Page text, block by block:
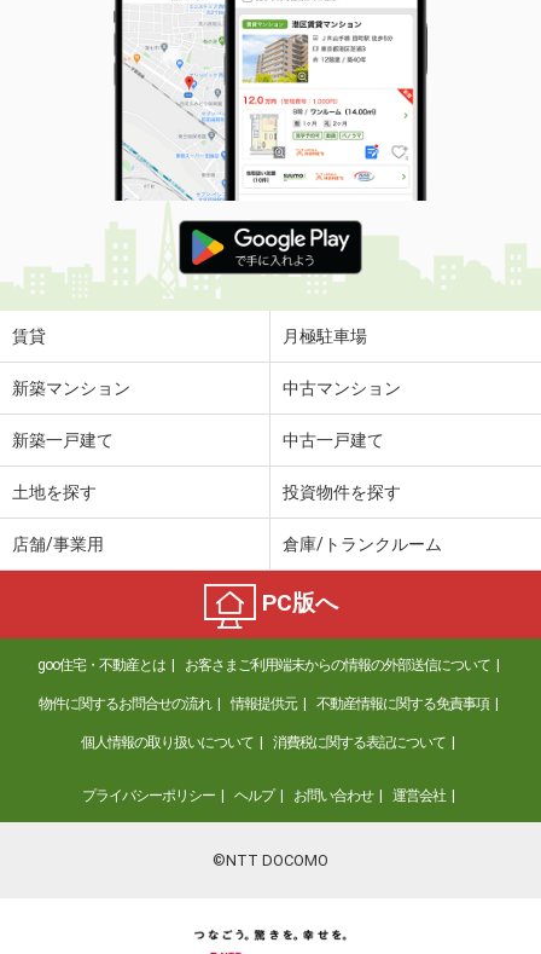
香川県高松市国分寺町新名
価 格
2,950万円
住 所
香川県高松市国分寺町新名
建物面積 99.78m²
土地面積 189.17m²
香川県高松市東山崎町
価 格
1,398万円
住 所
香川県高松市東山崎町
建物面積
111.66m²
香川県高松市円座町
1,100万円
116.99m²
1,680万円
住 所
香川県綾歌郡綾川町陶
建物面積 73.7m²
土地面積
231.04m²
賃貸 月極駐車場
新築マンション 中古マンション
新築一戸建て 中古一戸建て
土地を探す 投資物件を探す
店舗/事業用 倉庫/トランクルーム
PC版へ
goo住宅・不動産とは お客さまご利用端末からの情報の外部送信について
物件に関するお問合せの流れ 情報提供元 不動産情報に関する免責事項
個人情報の取り扱いについて 消費税に関する表記について
プライバシーポリシー ヘルプ お問い合わせ 運営会社
©NTT DOCOMO